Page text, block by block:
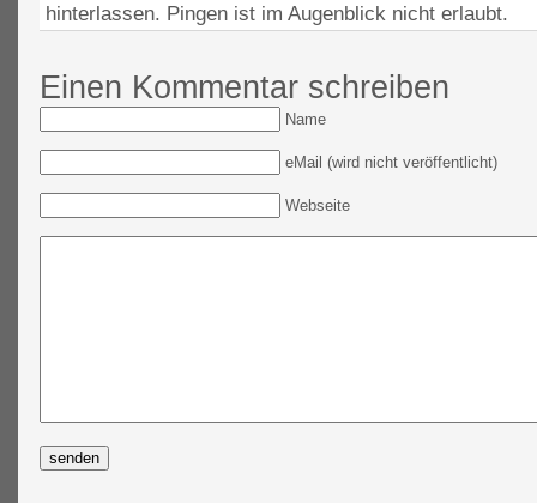
hinterlassen. Pingen ist im Augenblick nicht erlaubt.
Einen Kommentar schreiben
Name
eMail (wird nicht veröffentlicht)
Webseite